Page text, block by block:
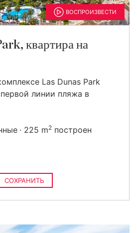
ВОСПРОИЗВЕСТИ
квартира на
Las Dunas Park
линии пляжа в
225 m2 построен
СОХРАНИТЬ